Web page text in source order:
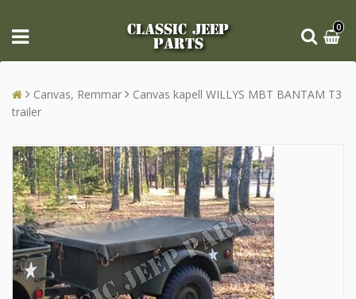
CLASSIC JEEP
PARTS
0
Canvas, Remmar
Canvas kapell WILLYS MBT BANTAM T3
trailer